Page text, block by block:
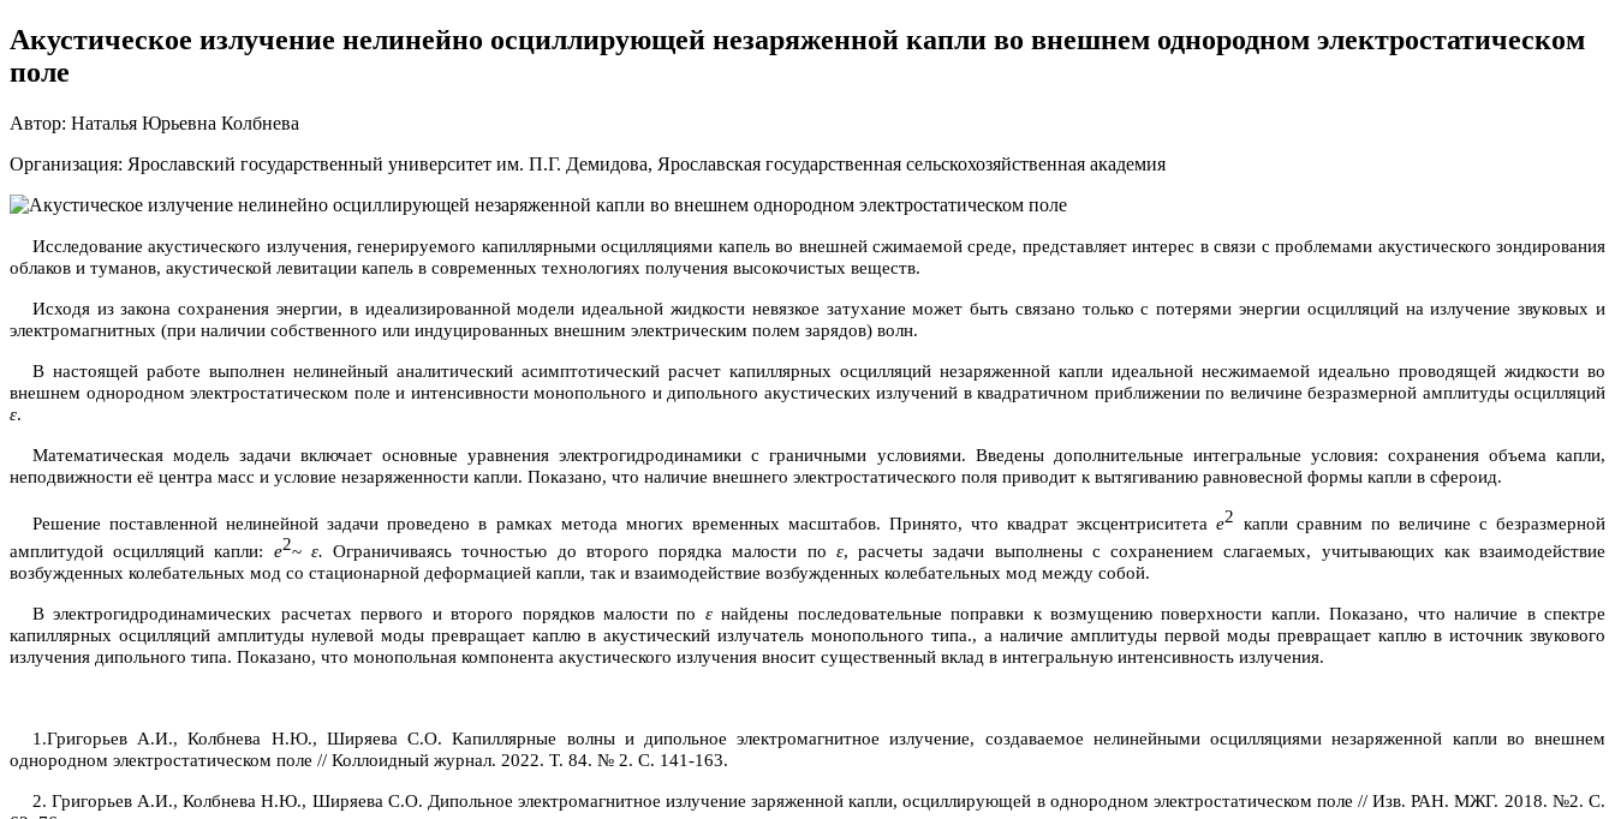
Акустическое излучение нелинейно осциллирующей незаряженной капли во внешнем однородном электростатическом
поле
Автор: Наталья Юрьевна Колбнева
Организация: Ярославский государственный университет им. П.Г. Демидова, Ярославская государственная сельскохозяйственная академия
Исследование акустического излучения, генерируемого капиллярными осцилляциями капель во внешней сжимаемой среде, представляет интерес в связи с проблемами акустического зондирования
облаков и туманов, акустической левитации капель в современных технологиях получения высокочистых веществ.
Исходя из закона сохранения энергии, в идеализированной модели идеальной жидкости невязкое затухание может быть связано только с потерями энергии осцилляций на излучение звуковых и
электромагнитных (при наличии собственного или индуцированных внешним электрическим полем зарядов) волн.
В настоящей работе выполнен нелинейный аналитический асимптотический расчет капиллярных осцилляций незаряженной капли идеальной несжимаемой идеально проводящей жидкости во
внешнем однородном электростатическом поле и интенсивности монопольного и дипольного акустических излучений в квадратичном приближении по величине безразмерной амплитуды осцилляций
ε.
Математическая модель задачи включает основные уравнения электрогидродинамики с граничными условиями. Введены дополнительные интегральные условия: сохранения объема капли,
неподвижности её центра масс и условие незаряженности капли. Показано, что наличие внешнего электростатического поля приводит к вытягиванию равновесной формы капли в сфероид.
Решение поставленной нелинейной задачи проведено в рамках метода многих временных масштабов. Принято, что квадрат эксцентриситетаe2 капли сравним по величине с безразмерной
амплитудой осцилляций капли: e2~ε. Ограничиваясь точностью до второго порядка малости по ε, расчеты задачи выполнены с сохранением слагаемых, учитывающих как взаимодействие
возбужденных колебательных мод со стационарной деформацией капли, так и взаимодействие возбужденных колебательных мод между собой.
В электрогидродинамических расчетах первого и второго порядков малости по εнайдены последовательные поправки к возмущению поверхности капли. Показано, что наличие в спектре
капиллярных осцилляций амплитуды нулевой моды превращает каплю в акустический излучатель монопольного типа., а наличие амплитуды первой моды превращает каплю в источник звукового
излучения дипольного типа. Показано, что монопольная компонента акустического излучения вносит существенный вклад в интегральную интенсивность излучения.
1.Григорьев А.И., Колбнева Н.Ю., Ширяева С.О. Капиллярные волны и дипольное электромагнитное излучение, создаваемое нелинейными осцилляциями незаряженной капли во внешнем
однородном электростатическом поле // Коллоидный журнал. 2022. Т. 84. № 2. С. 141-163.
2. Григорьев А.И., Колбнева Н.Ю., Ширяева С.О. Дипольное электромагнитное излучение заряженной капли, осциллирующей в однородном электростатическом поле // Изв. РАН. МЖГ. 2018. №2. С.